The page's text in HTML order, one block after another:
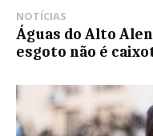
NOTÍCIAS
Águas do Alto
esgoto não é